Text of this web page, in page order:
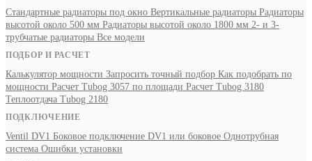
Стандартные радиаторы под окно Вертикальные радиаторы Радиаторы
высотой около 500 мм Радиаторы высотой около 1800 мм 2- и 3-
трубчатые радиаторы Все модели
ПОДБОР И РАСЧЕТ
Калькулятор мощности Запросить точный подбор Как подобрать по
мощности Расчет Tubog 3057 по площади Расчет Tubog 3180
Теплоотдача Tubog 2180
ПОДКЛЮЧЕНИЕ
Ventil DV1 Боковое подключение DV1 или боковое Однотрубная
система Ошибки установки